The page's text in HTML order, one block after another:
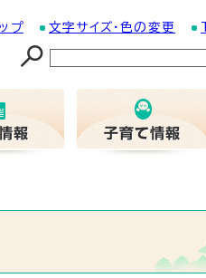
プ 文字サイズ・色の変更